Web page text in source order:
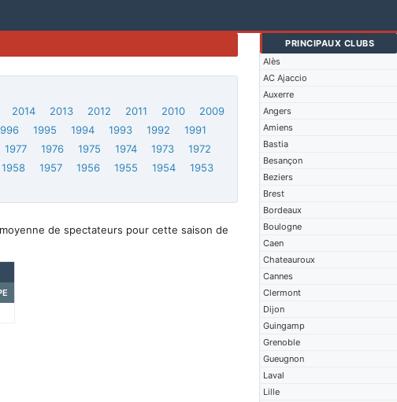
PRINCIPAUX CLUBS
Alès
AC Ajaccio
Auxerre
Angers
Amiens
Bastia
Besançon
Beziers
Brest
Bordeaux
Boulogne
Caen
Chateauroux
Cannes
Clermont
Dijon
Guingamp
Grenoble
Gueugnon
Laval
Lille
2014 2013 2012 2011 2010
2009
1995 1994 1993 1992
1991
1977 1976 1975 1974 1973
1972
1958 1957 1956 1955 1954
1953
de spectateurs pour cette saison de